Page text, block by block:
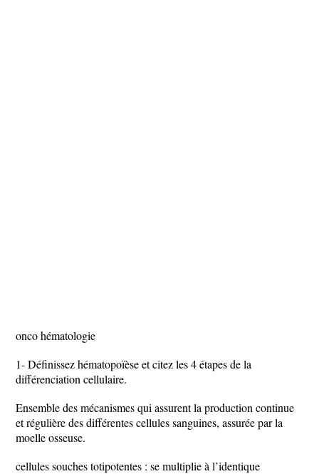
onco hématologie
1- Définissez hématopoïèse et citez les 4 étapes de la
différenciation cellulaire.
Ensemble des mécanismes qui assurent la production continue
et régulière des différentes cellules sanguines, assurée par la
moelle osseuse.
cellules souches totipotentes : se multiplie à l’identique